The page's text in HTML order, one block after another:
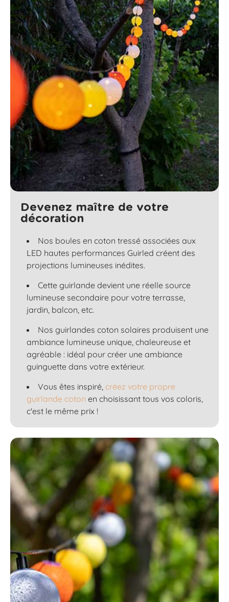
Devenez maître de votre
décoration
Nos boules en coton tressé associées aux
LED hautes performances Guirled créent des
projections lumineuses inédites.
Cette guirlande devient une réelle source
lumineuse secondaire pour votre terrasse,
jardin, balcon, etc.
Nos guirlandes coton solaires produisent une
ambiance lumineuse unique, chaleureuse et
agréable : idéal pour créer une ambiance
guinguette dans votre extérieur.
Vous êtes inspiré, créez votre propre
guirlande coton en choisissant tous vos coloris,
c'est le même prix !